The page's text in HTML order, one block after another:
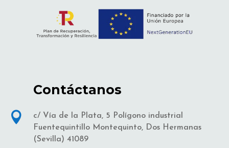
Contáctanos

c/ Vía de la Plata, 5 Polígono industrial
Fuentequintillo Montequinto, Dos Hermanas
(Sevilla) 41089